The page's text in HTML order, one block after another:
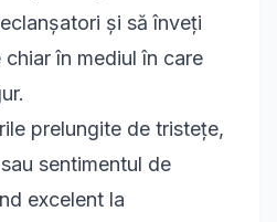
și să înveți
în mediul în care
prelungite de tristețe,
sentimentul de
excelent la